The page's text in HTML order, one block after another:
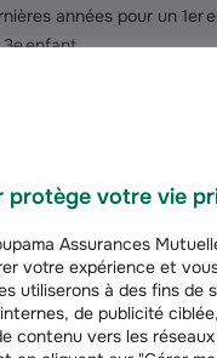
protège votre vie
Assurances
votre expérience et
utiliserons à des fins
de publicité
contenu vers les
années pour un
enfant.
ou moins ;
à 80%.